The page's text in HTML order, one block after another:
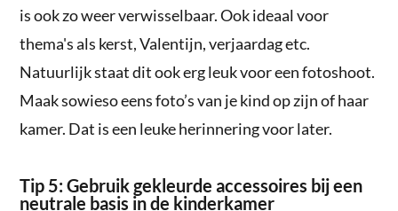
is ook zo weer verwisselbaar. Ook ideaal voor
thema's als kerst, Valentijn, verjaardag etc.
Natuurlijk staat dit ook erg leuk voor een fotoshoot.
Maak sowieso eens foto’s van je kind op zijn of haar
kamer. Dat is een leuke herinnering voor later.
Tip 5: Gebruik gekleurde accessoires bij een
neutrale basis in de kinderkamer